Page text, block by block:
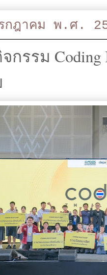
กฎาคม พ.ศ.
รรม Coding